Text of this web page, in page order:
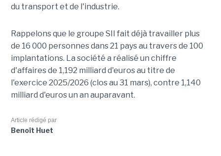
du transport et de l'industrie.
Rappelons que le groupe SII fait déjà travailler plus
de 16 000 personnes dans 21 pays au travers de 100
implantations. La société a réalisé un chiffre
d'affaires de 1,192 milliard d'euros au titre de
l'exercice 2025/2026 (clos au 31 mars), contre 1,140
milliard d'euros un an auparavant.
Article rédigé par
Benoît Huet